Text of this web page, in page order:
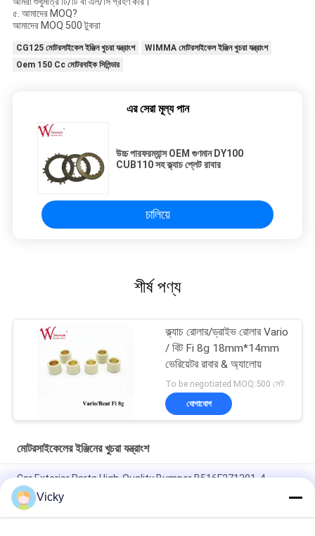
৫. আমাদের MOQ?
আমাদের MOQ 500 টুকরা
CG125 মোটরসাইকেল ইঞ্জিন খুচরা যন্ত্রাংশ
WIMMA মোটরসাইকেল ইঞ্জিন খুচরা যন্ত্রাংশ
Oem 150 Cc মোটরবাইক সিলিন্ডার
এর সেরা মূল্য পান
উচ্চ পারফরম্যান্স OEM গুণমান DY100
CUB110 সহ ক্ল্যাচ প্লেট রাবার
চালিয়ে
শীর্ষ পণ্য
ক্ল্যাচ রোলার/ড্রাইভ রোলার Vario
/ বিট Fi 8g 18mm*14mm
ভেরিয়েটর রাবার & অ্যালোয়
To be negotiated MOQ:500 সেট
যোগাযোগ
মোটরসাইকেলের ইঞ্জিনের খুচরা যন্ত্রাংশ
Car Exterior Parts High-Quality Bumper B516F271301-4
CHANAN OSHAN​ Z6 Starry White
স্টার্টার মোটর হন্ডা EX5 মোটরসাইকেল ইঞ্জিন খুচরা যন্ত্রাংশ সস্তা পাইকারি উচ্চ পারফরম্যান্স
Vicky